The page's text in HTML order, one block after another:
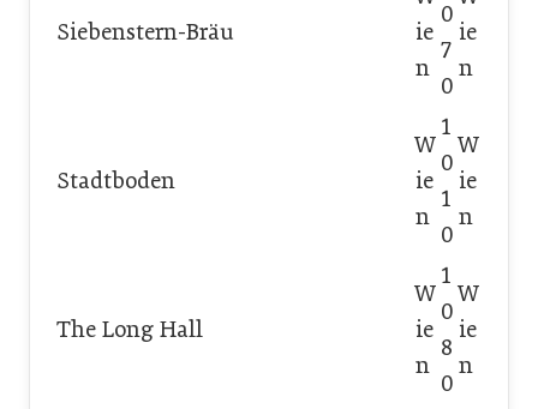
Siebenstern-Bräu
ie
n
0
7
0
ie
n
Stadtboden
W
ie
n
1
0
1
0
W
ie
n
The Long Hall
W
ie
n
1
0
8
0
W
ie
n